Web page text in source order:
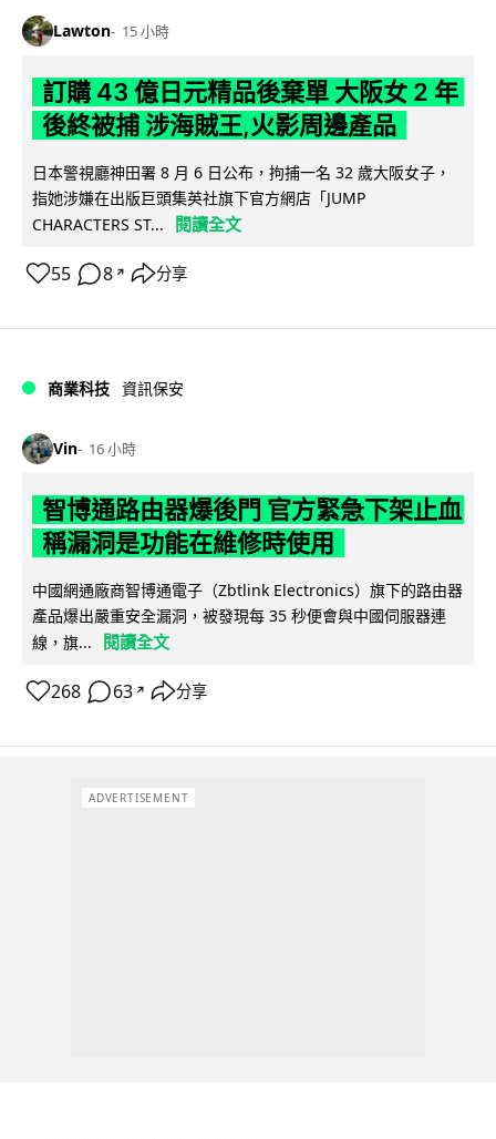
Lawton 15 小時
訂購 43 億日元精品後棄單 大阪女 2 年
後終被捕 涉海賊王,火影周邊產品
日本警視廳神田署 8 月 6 日公布，拘捕一名 32 歲大阪女子，
指她涉嫌在出版巨頭集英社旗下官方網店「JUMP
CHARACTERS ST...
閱讀全文
55 8 ↗ 分享
商業科技 資訊保安
Vin 16 小時
智博通路由器爆後門 官方緊急下架止血
稱漏洞是功能在維修時使用
中國網通廠商智博通電子（Zbtlink Electronics）旗下的路由器
產品爆出嚴重安全漏洞，被發現每 35 秒便會與中國伺服器連
線，旗...
閱讀全文
268 63 ↗ 分享
ADVERTISEMENT